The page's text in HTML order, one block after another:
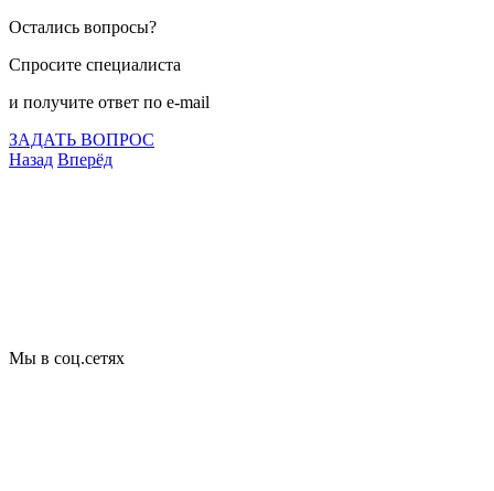
Остались вопросы?
Спросите специалиста
и получите ответ по e-mail
ЗАДАТЬ ВОПРОС
Назад Вперёд
Мы в соц.сетях